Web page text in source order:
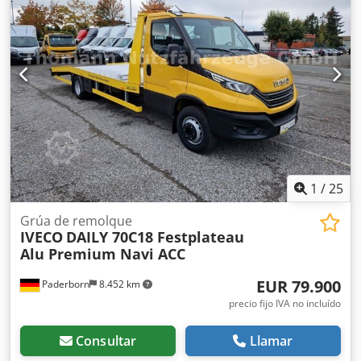
manual de 5 velocidades, cuentarrevoluciones, dirección
asistida, elevalunas eléctricos, doble rueda trasera, barra
luminosa, cabrestante hidráulico, yugo de remolque,
plataforma deslizante, caja de herramientas, longitud
total: 7.140 mm, anchura total: 2.090 mm, altura total:
aprox. 2.500 mm, distancia entre ejes: 3.600 mm, peso en
vacío: 3.480 kg, carga útil: 2.120 kg. Errores y venta previa
reservados, así como posibles errores tipográficos.
Dcedpfsp Ntvlox Ab Nok Venta solo a comerciantes y para
exportación. !!!! Fg-20362 !!!! Nº clave 174 !!!!!
1 /25
Paderborn 8.452 km
Grúa de remolque
IVECO DAILY 70C18 Festplateau
Alu Premium Navi ACC
EUR 79.900
precio fijo IVA no incluído
Consultar Llamar